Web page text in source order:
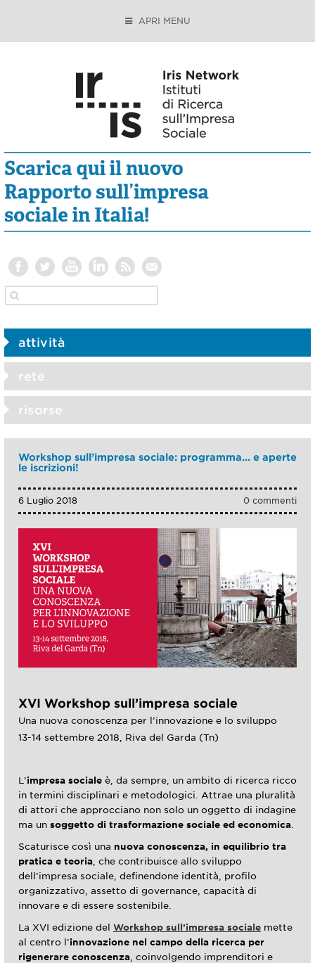
APRI MENU
attività
rete
risorse
Workshop sull’impresa sociale: programma… e aperte
le iscrizioni!
0 commenti
6 Luglio 2018
XVI Workshop sull’impresa sociale
Una nuova conoscenza per l’innovazione e lo sviluppo
13-14 settembre 2018, Riva del Garda (Tn)
L’impresa sociale è, da sempre, un ambito di ricerca ricco
in termini disciplinari e metodologici. Attrae una pluralità
di attori che approcciano non solo un oggetto di indagine
ma un soggetto di trasformazione sociale ed economica
Scaturisce così una nuova conoscenza, in equilibrio tra
pratica e teoria , che contribuisce allo sviluppo
dell’impresa sociale, definendone identità, profilo
organizzativo, assetto di governance, capacità di
innovare e di essere sostenibile.
La XVI edizione del Workshop sull’impresa sociale mette
al centro l’innovazione nel campo della ricerca per
rigenerare conoscenza , coinvolgendo imprenditori e